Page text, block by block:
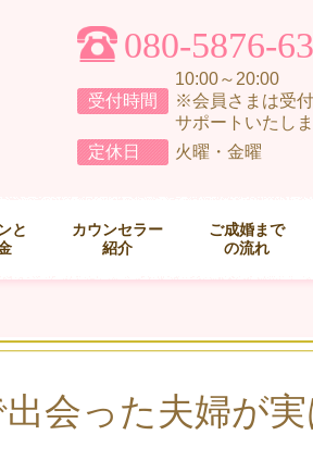
080-5876-
受付時間
10:00～20:00
※会員さまは受
サポートいたしま
定休日
火曜・金曜
と
カウンセラー
紹介
ご成婚まで
の流れ
会った夫婦が